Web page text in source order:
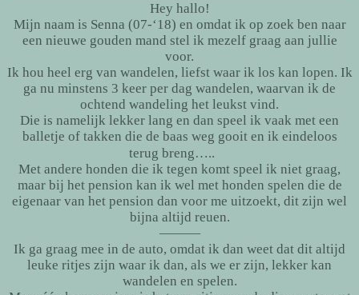
Hey hallo!
Mijn naam is Senna (07-‘18) en omdat ik op zoek ben naar
een nieuwe gouden mand stel ik mezelf graag aan jullie
voor.
Ik hou heel erg van wandelen, liefst waar ik los kan lopen. Ik
ga nu minstens 3 keer per dag wandelen, waarvan ik de
ochtend wandeling het leukst vind.
Die is namelijk lekker lang en dan speel ik vaak met een
balletje of takken die de baas weg gooit en ik eindeloos
terug breng…..
Met andere honden die ik tegen komt speel ik niet graag,
maar bij het pension kan ik wel met honden spelen die de
eigenaar van het pension dan voor me uitzoekt, dit zijn wel
bijna altijd reuen.
———
Ik ga graag mee in de auto, omdat ik dan weet dat dit altijd
leuke ritjes zijn waar ik dan, als we er zijn, lekker kan
wandelen en spelen.